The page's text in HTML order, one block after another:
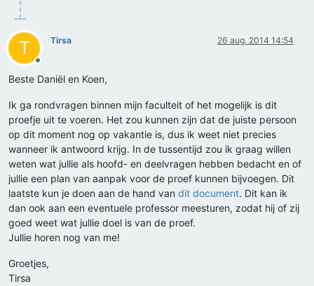
T
Offline
Tirsa 26 aug. 2014 14:54
Beste Daniël en Koen,
Ik ga rondvragen binnen mijn faculteit of het mogelijk is dit
proefje uit te voeren. Het zou kunnen zijn dat de juiste persoon
op dit moment nog op vakantie is, dus ik weet niet precies
wanneer ik antwoord krijg. In de tussentijd zou ik graag willen
weten wat jullie als hoofd- en deelvragen hebben bedacht en of
jullie een plan van aanpak voor de proef kunnen bijvoegen. Dit
laatste kun je doen aan de hand van dit document. Dit kan ik
dan ook aan een eventuele professor meesturen, zodat hij of zij
goed weet wat jullie doel is van de proef.
Jullie horen nog van me!
Groetjes,
Tirsa